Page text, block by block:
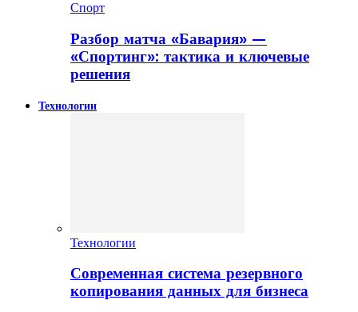
Спорт
Разбор матча «Бавария» —
«Спортинг»: тактика и ключевые
решения
Технологии
Технологии
Современная система резервного
копирования данных для бизнеса